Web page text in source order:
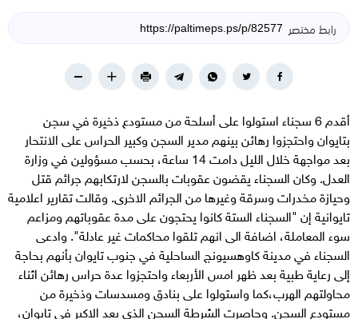
رابط مختصر
أقدم 6 سجناء استولوا على أسلحة من مستودع ذخيرة في سجن
بتايوان واحتجزوا رهائن بينهم مدير السجن وكبير الحراس على الانتحار
بعد مواجهة خلال الليل دامت 14 ساعة، بحسب مسؤولين في وزارة
العدل. وكان السجناء يقضون عقوبات بالسجن لارتكابهم جرائم قتل
وحيازة مخدرات وسرقة وغيرها من الجرائم الاخرى. وقالت تقارير اعلامية
تايوانية إن "السجناء الستة كانوا يحتجون على مدة عقوباتهم ومزاعم
سوء المعاملة، اضافة الى انهم تلقوا محاكمات غير عادلة". وادعى
السجناء في مدينة كاوهسيونج الساحلية في جنوب تايوان بأنهم بحاجة
إلى رعاية طبية بعد ظهر امس الأربعاء واحتجزوا عدة حراس رهائن اثناء
محاولتهم الهرب،كما واستولوا على بنادق ومسدسات وذخيرة من
مستودع السجن. وحاصرت الشرطة السجن الذي يعد الاكبر في تايوان،